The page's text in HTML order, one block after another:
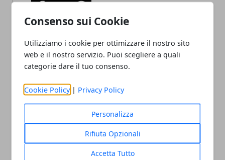
Consenso sui Cookie
Utilizziamo i cookie per ottimizzare il nostro sito
web e il nostro servizio. Puoi scegliere a quali
categorie dare il tuo consenso.
Cookie Policy | Privacy Policy
Personalizza
Rifiuta Opzionali
Accetta Tutto
Facebook
TwitterWhatsapp
Articolo Precedente
Torino, sanità e
infrastrutture al centro
dell’agenda regionale:
settimana intensa tra leggi
Articolo Successivo
Distretto del Commercio,